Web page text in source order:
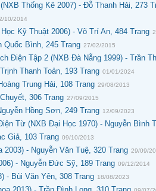
Thống Kê 2007) - Đỗ Thanh Hải, 273
10/2014
Kỹ Thuật 2006) - Võ Trí An, 484 Trang
Quốc Bình, 245 Trang 27/02/2015
Điện Tập 2 (NXB Đà Nẵng 1999) - Trần
Thanh Toản, 193 Trang 01/01/2024
Trung Hải, 108 Trang 29/08/2013
306 Trang 27/09/2015
Hồng Sơn, 249 Trang 12/09/2023
Từ (NXB Đại Học 1970) - Nguyễn Bình
Giả, 103 Trang 09/10/2013
- Nguyễn Văn Tuệ, 320 Trang 29/09/
- Nguyễn Đức Sỹ, 189 Trang 09/12/2014
- Bùi Văn Yên, 308 Trang 18/08/2023